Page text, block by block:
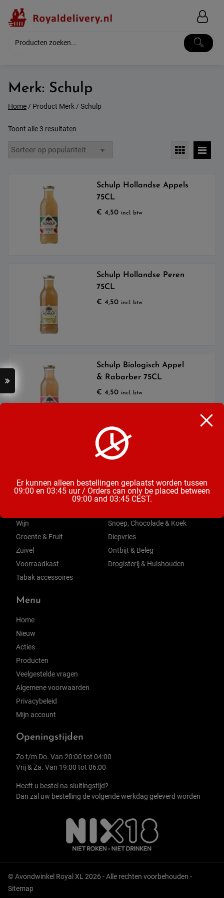
content
Merk: Schulp
Home/ Product Merk / Schulp
Toont alle 3 resultaten
populariteit
Schulp Hollandse Appels
75CL
€ 4,50 incl. btw
Schulp Hollandse Peren
75CL
€ 4,50 incl. btw
Schulp Biologisch Appel
& Rabarber 75CL
€ 4,50 incl. btw
Categorieën
Bier
Wijn
Groente & Fruit
Zuivel
Voorraadkast
Tabak accessoires
Mix & Aperitieven Drankjes
Snoep, Chocolade & Koek
Diepvries
Ontbijt & Beleg
Drogisterij & Huishouden
Menu
Home
Nieuw
Acties
Producten
Veelgestelde vragen
Algemene voorwaarden
Privacybeleid
Mijn account
Openingstijden
Zo t/m Do. Van 20:00 tot 04:00
Vrij & Za. Van 19:00 tot 06:00
Heeft u bestel na sluitingstijd?
Dan zal uw bestelling de volgende werkdag geleverd worden
© Avondwinkel Royal XL 2026 - Alle rechten voorbehouden -
Sitemap
Er kunnen alleen bestellingen geplaatst worden tussen
09:00 en 03:45 uur / Orders can only be placed between
09:00 and 03:45 CEST.